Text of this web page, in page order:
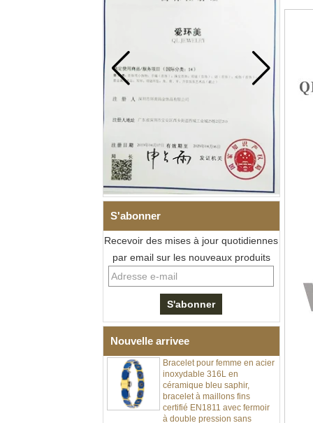
S'abonner
Recevoir des mises à jour quotidiennes
par email sur les nouveaux produits
Nouvelle arrivee
Bracelet à maillons I en acier
inoxydable 304 en
céramique de zircone noire
pour hommes, fermoir
déployant à double poussée
thérapeutiques avec pierres
magnétiques et germanium
inoxydable 316L en
céramique bleu saphir,
bracelet à maillons fins
certifié EN1811 avec fermoir
à double pression sans
couture